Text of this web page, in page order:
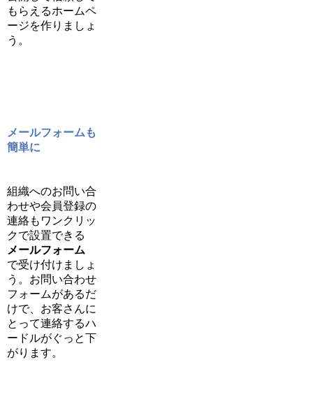
もらえるホームペ
ージを作りましょ
う。
メールフォームも
簡単に
組織へのお問い合
わせや会員登録の
連絡もワンクリッ
クで設置できる
メールフォーム
で受け付けましょ
う。お問い合わせ
フォームがあるだ
けで、お客さんに
とって連絡するハ
ードルがぐっと下
がります。